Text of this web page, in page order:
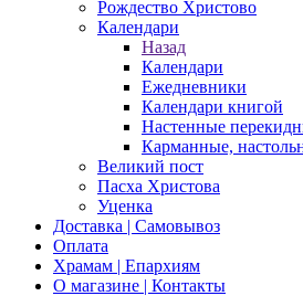
Рождество Христово
Календари
Назад
Календари
Ежедневники
Календари книгой
Настенные
Карманные,
Великий пост
Пасха Христова
Уценка
Доставка | Самовывоз
Оплата
Храмам | Епархиям
О магазине | Контакты